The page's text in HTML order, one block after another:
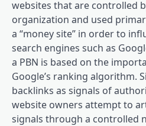
websites that are controlled
organization and used
a “money site” in order to
search engines such as
a PBN is based on the
Google’s ranking algorithm.
backlinks as signals of
website owners attempt to
signals through a controlled